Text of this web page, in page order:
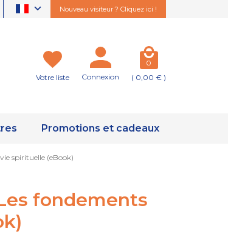
Nouveau visiteur ? Cliquez ici !
Votre liste Connexion
0
( 0,00 € )
Promotions et cadeaux
spirituelle (eBook)
fondements